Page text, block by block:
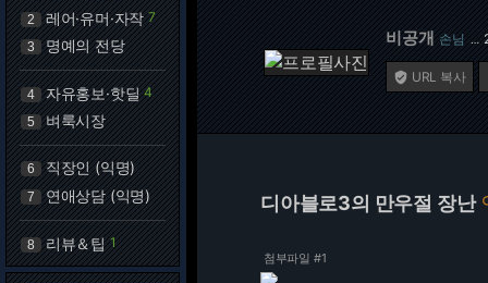
2 레어·유머·자작 7
3 명예의 전당
4 자유홍보·핫딜 4
5 벼룩시장
6 직장인 (익명)
7 연애상담 (익명)
8 리뷰＆팁 1
비공개 손님 …
 URL 복사
디아블로3의 만우절 장난
첨부파일 #1